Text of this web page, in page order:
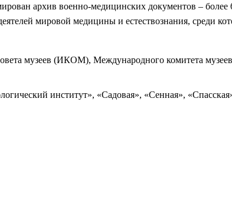
архив военно-медицинских документов –
мировой медицины и естествознания,
музеев (ИКОМ), Международного комитета
институт», «Садовая», «Сенная»,